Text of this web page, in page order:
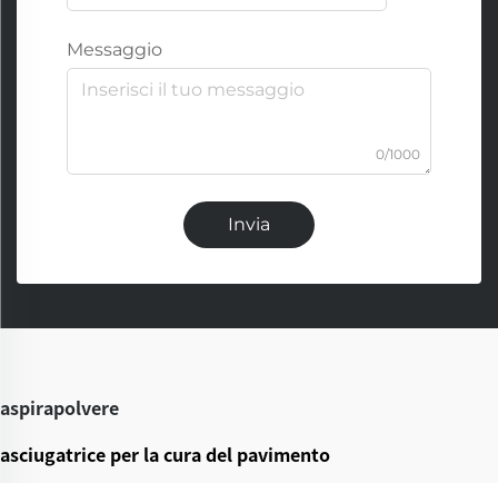
Messaggio
0/1000
Invia
aspirapolvere
asciugatrice per la cura del pavimento